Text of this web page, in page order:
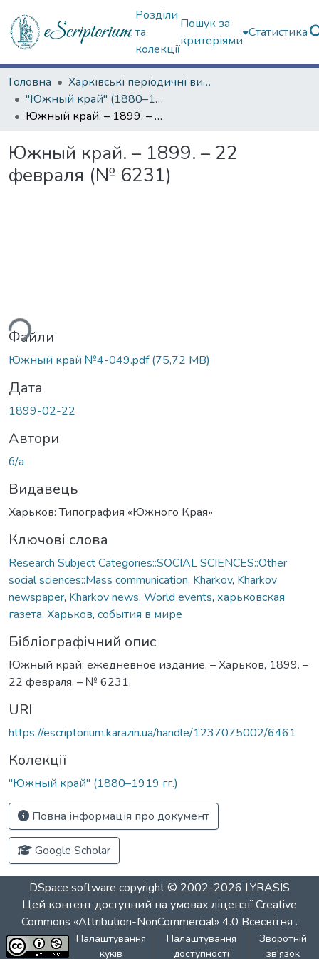
Розділи
та
колекції
Пошук за
критеріями
Статистика
Головна
Харківські періодичні видання
"Южный край" (1880–1919 гг.)
Южный край. – 1899. – 22 февраля (№ 6231)
Южный край. – 1899. – 22
февраля (№ 6231)
Файли
Южный край №4-049.pdf(75,72 MB)
Дата
1899-02-22
Автори
б/а
Видавець
Харьков: Типография «Южного Края»
Ключові слова
Research Subject Categories::SOCIAL SCIENCES::Other
social sciences::Mass communication, Kharkov, Kharkov
newspaper, Kharkov news, World events, харьковская
газета, Харьков, события в мире
Бібліографічний опис
Южный край: ежедневное издание. – Харьков, 1899. –
22 февраля. – № 6231.
URI
https://escriptorium.karazin.ua/handle/1237075002/6461
Колекції
"Южный край" (1880–1919 гг.)
Повна інформація про документ
Google Scholar
DSpace software copyright © 2002-2026 LYRASIS
Цей контент доступний на умовах ліцензіїCreative
Commons «Attribution-NonCommercial» 4.0 Всесвітня .
Налаштування
куків
Налаштування
доступності
Зворотній
зв'язок